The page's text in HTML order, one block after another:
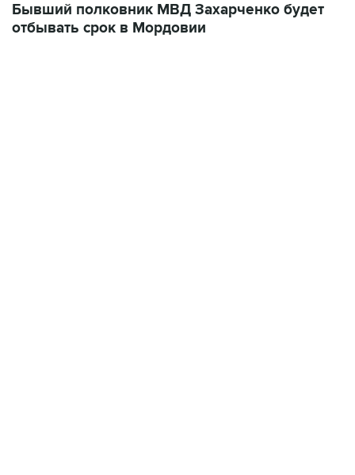
Бывший полковник МВД Захарченко будет
отбывать срок в Мордовии